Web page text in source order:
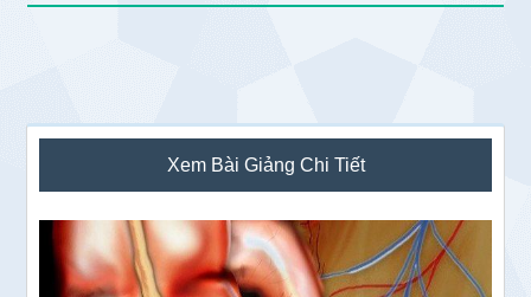
Sidebar
chính
Xem Bài Giảng Chi Tiết